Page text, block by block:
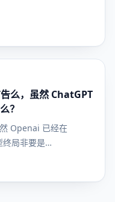
么，虽然 ChatGPT
？
Openai 已经在
终局非要是…